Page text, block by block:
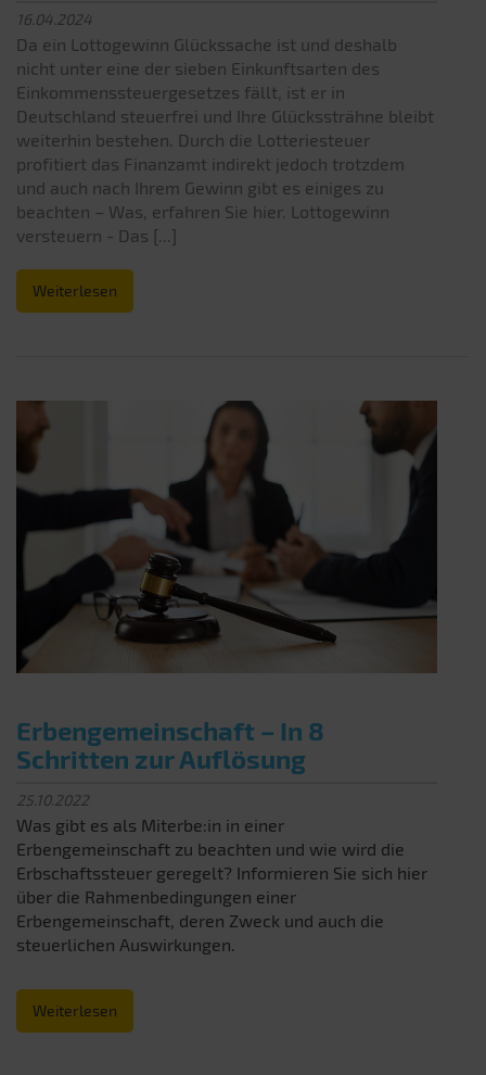
16.04.2024
Da ein Lottogewinn Glückssache ist und deshalb
nicht unter eine der sieben Einkunftsarten des
Einkommenssteuergesetzes fällt, ist er in
Deutschland steuerfrei und Ihre Glückssträhne bleibt
weiterhin bestehen. Durch die Lotteriesteuer
profitiert das Finanzamt indirekt jedoch trotzdem
und auch nach Ihrem Gewinn gibt es einiges zu
beachten – Was, erfahren Sie hier. Lottogewinn
versteuern - Das [...]
Weiterlesen
Erbengemeinschaft – In 8
Schritten zur Auflösung
25.10.2022
Was gibt es als Miterbe:in in einer
Erbengemeinschaft zu beachten und wie wird die
Erbschaftssteuer geregelt? Informieren Sie sich hier
über die Rahmenbedingungen einer
Erbengemeinschaft, deren Zweck und auch die
steuerlichen Auswirkungen.
Weiterlesen